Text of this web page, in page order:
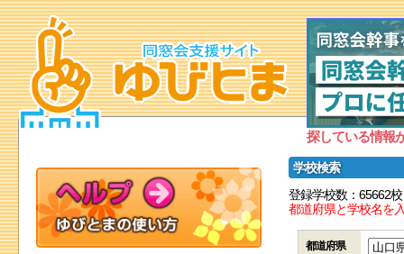
探している情報
学校検索
登録学校数：65662校
都道府県と学校名を
都道府県